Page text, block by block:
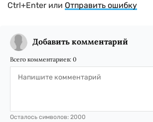
Ctrl+Enter или Отправить ошибку
Добавить комментарий
Всего комментариев: 0
Осталось символов: 2000